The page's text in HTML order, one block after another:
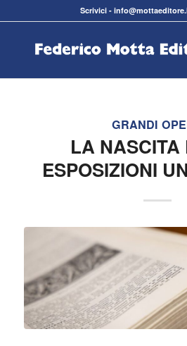
Scrivici -
GRANDI
LA NASCITA
ESPOSIZIONI